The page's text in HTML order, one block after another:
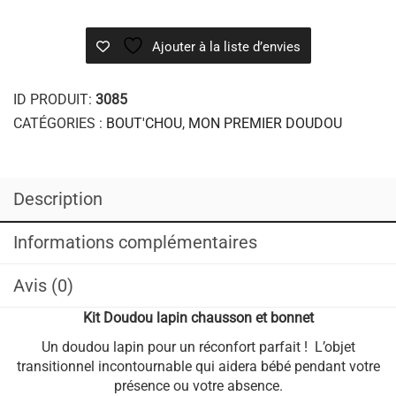
Ajouter à la liste d’envies
ID PRODUIT: 3085
CATÉGORIES : BOUT'CHOU, MON PREMIER DOUDOU
Description
Informations complémentaires
Avis (0)
Kit Doudou lapin chausson et bonnet
Un doudou lapin pour un réconfort parfait ! L’objet
transitionnel incontournable qui aidera bébé pendant votre
présence ou votre absence.